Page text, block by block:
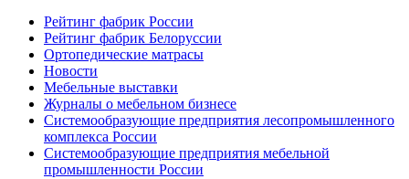
Рейтинг фабрик России
Рейтинг фабрик Белоруссии
Ортопедические матрасы
Новости
Мебельные выставки
Журналы о мебельном бизнесе
Системообразующие предприятия лесопромышленного
комплекса России
Системообразующие предприятия мебельной
промышленности России